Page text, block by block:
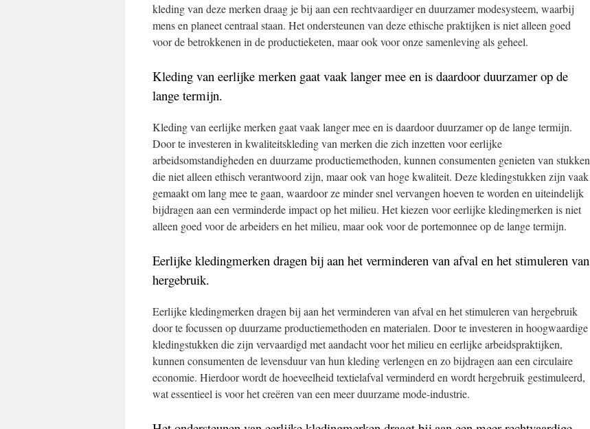
kleding van deze merken draag je bij aan een rechtvaardiger en duurzamer modesysteem, waarbij
mens en planeet centraal staan. Het ondersteunen van deze ethische praktijken is niet alleen goed
voor de betrokkenen in de productieketen, maar ook voor onze samenleving als geheel.
Kleding van eerlijke merken gaat vaak langer mee en is daardoor duurzamer op de
lange termijn.
Kleding van eerlijke merken gaat vaak langer mee en is daardoor duurzamer op de lange termijn.
Door te investeren in kwaliteitskleding van merken die zich inzetten voor eerlijke
arbeidsomstandigheden en duurzame productiemethoden, kunnen consumenten genieten van stukken
die niet alleen ethisch verantwoord zijn, maar ook van hoge kwaliteit. Deze kledingstukken zijn vaak
gemaakt om lang mee te gaan, waardoor ze minder snel vervangen hoeven te worden en uiteindelijk
bijdragen aan een verminderde impact op het milieu. Het kiezen voor eerlijke kledingmerken is niet
alleen goed voor de arbeiders en het milieu, maar ook voor de portemonnee op de lange termijn.
Eerlijke kledingmerken dragen bij aan het verminderen van afval en het stimuleren van
hergebruik.
Eerlijke kledingmerken dragen bij aan het verminderen van afval en het stimuleren van hergebruik
door te focussen op duurzame productiemethoden en materialen. Door te investeren in hoogwaardige
kledingstukken die zijn vervaardigd met aandacht voor het milieu en eerlijke arbeidspraktijken,
kunnen consumenten de levensduur van hun kleding verlengen en zo bijdragen aan een circulaire
economie. Hierdoor wordt de hoeveelheid textielafval verminderd en wordt hergebruik gestimuleerd,
wat essentieel is voor het creëren van een meer duurzame mode-industrie.